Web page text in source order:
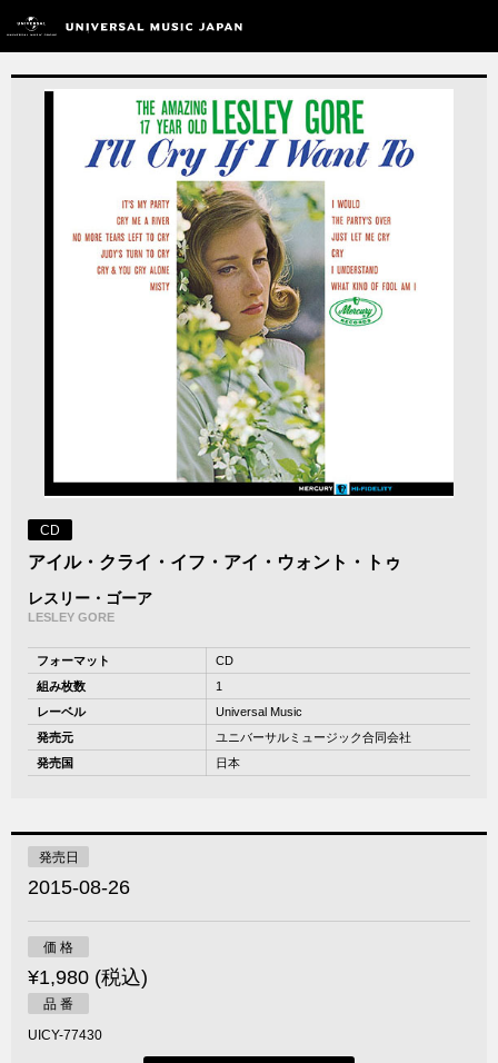
CD
アイル・クライ・イフ・アイ・ウォント・トゥ
レスリー・ゴーア
LESLEY GORE
フォーマット
CD
組み枚数
1
レーベル
Universal Music
発売元
ユニバーサルミュージック合同会社
発売国
日本
発売日
2015-08-26
価 格
¥1,980 (税込)
品 番
UICY-77430